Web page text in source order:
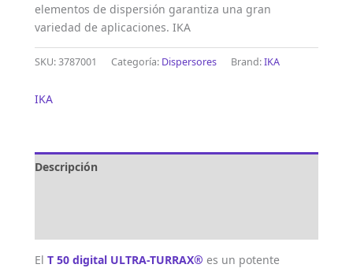
elementos de dispersión garantiza una gran
variedad de aplicaciones. IKA
SKU:3787001 Categoría: Dispersores Brand:IKA
IKA
Descripción
El T 50 digital ULTRA-TURRAX® es un potente